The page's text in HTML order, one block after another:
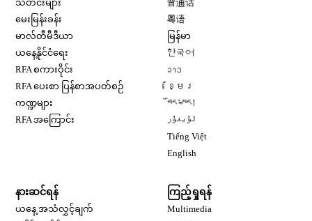
သတင်းများ
မေးမြန်းခန်း
မာလ်တီမီဒီယာ
ယနေ့နိုင်ငံရေး
RFA စကားဝိုင်း
RFA ပေးစာ ပြန်စာအပတ်စဉ်
ကဏ္ဍများ
RFA အကြောင်း
普通话
粤语
မြန်မာ
한국어
ລາວ
ខ្មែរ
བོད་སྐད།
ئۇيغۇر
Tiếng Việt
English
နားဆင်ရန်
ယနေ့ အသံလွှင့်ချက်
ကြည့်ရှုရန်
Multimedia